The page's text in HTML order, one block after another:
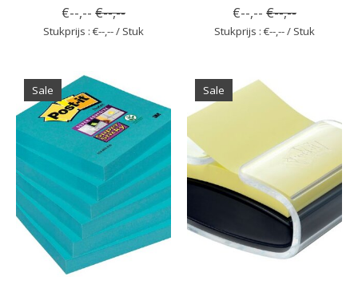
€--,-- €--,--
Stukprijs : €--,-- / Stuk
€--,-- €--,--
Stukprijs : €--,-- / Stuk
Sale Sale